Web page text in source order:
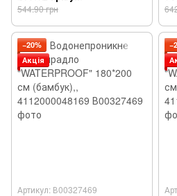
544.90 грн
−20%
Акція
Артикул: В00327469